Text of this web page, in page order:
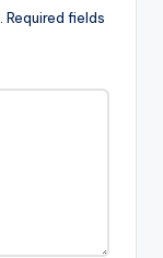
Required fields